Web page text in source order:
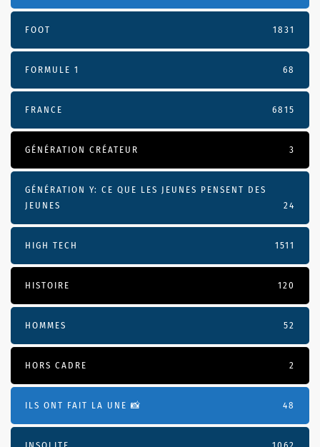
FOOT 1831
FORMULE 1 68
FRANCE 6815
GÉNÉRATION CRÉATEUR 3
GÉNÉRATION Y: CE QUE LES JEUNES PENSENT DES
JEUNES
24
HIGH TECH 1511
HISTOIRE 120
HOMMES 52
HORS CADRE 2
ILS ONT FAIT LA UNE 📸 48